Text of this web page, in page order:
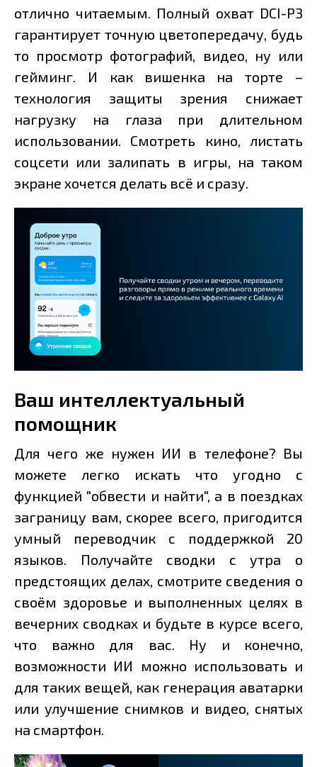
отлично читаемым. Полный охват DCI-P3
гарантирует точную цветопередачу, будь
то просмотр фотографий, видео, ну или
гейминг. И как вишенка на торте –
технология защиты зрения снижает
нагрузку на глаза при длительном
использовании. Смотреть кино, листать
соцсети или залипать в игры, на таком
экране хочется делать всё и сразу.
Ваш интеллектуальный
помощник
Для чего же нужен ИИ в телефоне? Вы
можете легко искать что угодно с
функцией "обвести и найти", а в поездках
заграницу вам, скорее всего, пригодится
умный переводчик с поддержкой 20
языков. Получайте сводки с утра о
предстоящих делах, смотрите сведения о
своём здоровье и выполненных целях в
вечерних сводках и будьте в курсе всего,
что важно для вас. Ну и конечно,
возможности ИИ можно использовать и
для таких вещей, как генерация аватарки
или улучшение снимков и видео, снятых
на смартфон.